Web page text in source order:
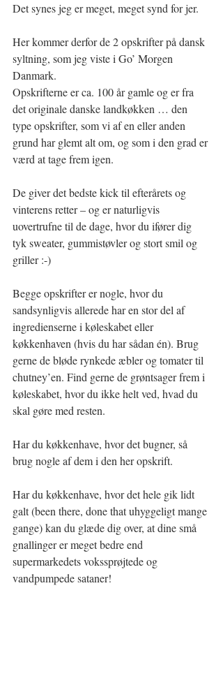
Det synes jeg er meget, meget synd for jer.
Her kommer derfor de 2 opskrifter på dansk
syltning, som jeg viste i Go’ Morgen
Danmark.
Opskrifterne er ca. 100 år gamle og er fra
det originale danske landkøkken … den
type opskrifter, som vi af en eller anden
grund har glemt alt om, og som i den grad er
værd at tage frem igen.
De giver det bedste kick til efterårets og
vinterens retter – og er naturligvis
uovertrufne til de dage, hvor du ifører dig
tyk sweater, gummistøvler og stort smil og
griller :-)
Begge opskrifter er nogle, hvor du
sandsynligvis allerede har en stor del af
ingredienserne i køleskabet eller
køkkenhaven (hvis du har sådan én). Brug
gerne de bløde rynkede æbler og tomater til
chutney’en. Find gerne de grøntsager frem i
køleskabet, hvor du ikke helt ved, hvad du
skal gøre med resten.
Har du køkkenhave, hvor det bugner, så
brug nogle af dem i den her opskrift.
Har du køkkenhave, hvor det hele gik lidt
galt (been there, done that uhyggeligt mange
gange) kan du glæde dig over, at dine små
gnallinger er meget bedre end
supermarkedets vokssprøjtede og
vandpumpede sataner!